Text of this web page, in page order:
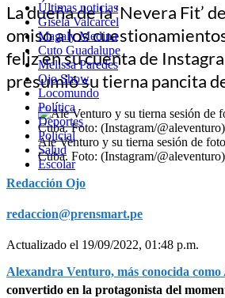
Últimas noticias
Gisela Valcarcel
Magaly Medina
Cuto Guadalupe
Melissa Paredes
Ojo Show
Locomundo
Política
Deportes
Policial
Salud
Escolar
La dueña de la ‘Nevera Fit’
omiso a los
feliz en su cuenta de
presumió su tierna pancita
Ale Venturo y su tierna sesión de
Cuba. Foto: (Instagram/
Redacción Ojo
redaccion@prensmart.pe
Actualizado el 19/09/2022, 01:48 p.m.
Alexandra Venturo, más conocida
convertido en la protagonista del